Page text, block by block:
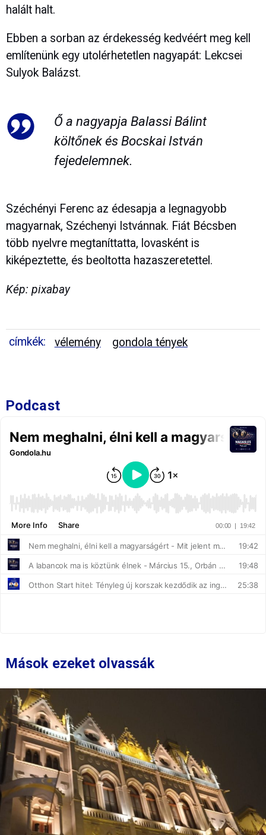
halált halt.
Ebben a sorban az érdekesség kedvéért meg kell
említenünk egy utolérhetetlen nagyapát: Lekcsei
Sulyok Balázst.
Ő a nagyapja Balassi Bálint
költőnek és Bocskai István
fejedelemnek.
Széchényi Ferenc az édesapja a legnagyobb
magyarnak, Széchenyi Istvánnak. Fiát Bécsben
több nyelvre megtaníttatta, lovasként is
kiképeztette, és beoltotta hazaszeretettel.
Kép: pixabay
címkék: vélemény gondola tények
Podcast
Mások ezeket olvassák